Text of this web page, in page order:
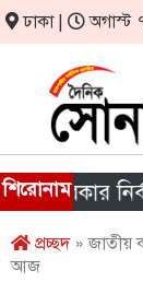
ঢাকা | অগাস্ট
শিরোনামনির্বাচন
প্রচ্ছদ» জাতীয়
আজ